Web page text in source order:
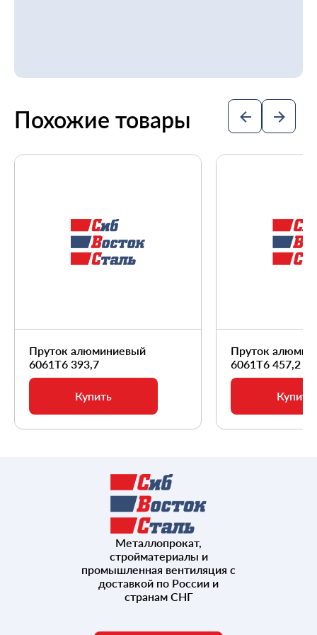
Похожие товары
Пруток алюминиевый
6061Т6 393,7
Купить
Пруток
6061Т6 457,2
Купить
Металлопрокат,
стройматериалы и
промышленная вентиляция с
доставкой по России и
странам СНГ